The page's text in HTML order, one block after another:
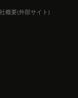
概要(外部サイト)